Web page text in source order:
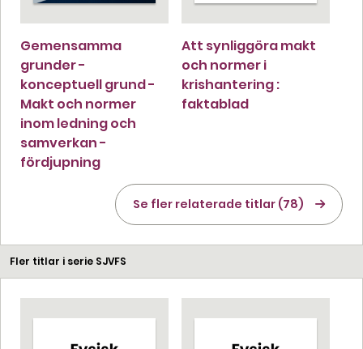
Gemensamma
grunder -
konceptuell grund -
Makt och normer
inom ledning och
samverkan -
fördjupning
Att synliggöra makt
och normer i
krishantering :
faktablad
Se fler relaterade titlar (78)
Fler titlar i serie SJVFS